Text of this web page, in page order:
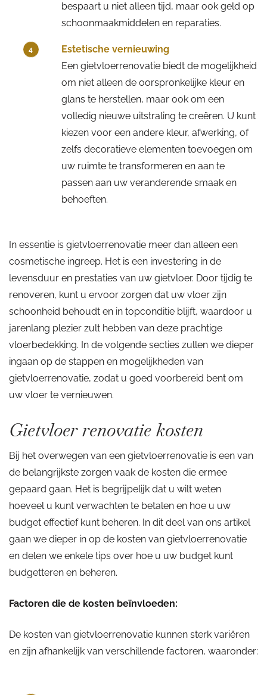
bespaart u niet alleen tijd, maar ook geld op
schoonmaakmiddelen en reparaties.
4
Estetische vernieuwing
Een gietvloerrenovatie biedt de mogelijkheid
om niet alleen de oorspronkelijke kleur en
glans te herstellen, maar ook om een
volledig nieuwe uitstraling te creëren. U kunt
kiezen voor een andere kleur, afwerking, of
zelfs decoratieve elementen toevoegen om
uw ruimte te transformeren en aan te
passen aan uw veranderende smaak en
behoeften.
In essentie is gietvloerrenovatie meer dan alleen een
cosmetische ingreep. Het is een investering in de
levensduur en prestaties van uw gietvloer. Door tijdig te
renoveren, kunt u ervoor zorgen dat uw vloer zijn
schoonheid behoudt en in topconditie blijft, waardoor u
jarenlang plezier zult hebben van deze prachtige
vloerbedekking. In de volgende secties zullen we dieper
ingaan op de stappen en mogelijkheden van
gietvloerrenovatie, zodat u goed voorbereid bent om
uw vloer te vernieuwen.
Gietvloer renovatie kosten
Bij het overwegen van een gietvloerrenovatie is een van
de belangrijkste zorgen vaak de kosten die ermee
gepaard gaan. Het is begrijpelijk dat u wilt weten
hoeveel u kunt verwachten te betalen en hoe u uw
budget effectief kunt beheren. In dit deel van ons artikel
gaan we dieper in op de kosten van gietvloerrenovatie
en delen we enkele tips over hoe u uw budget kunt
budgetteren en beheren.
Factoren die de kosten beïnvloeden:
De kosten van gietvloerrenovatie kunnen sterk variëren
en zijn afhankelijk van verschillende factoren, waaronder: